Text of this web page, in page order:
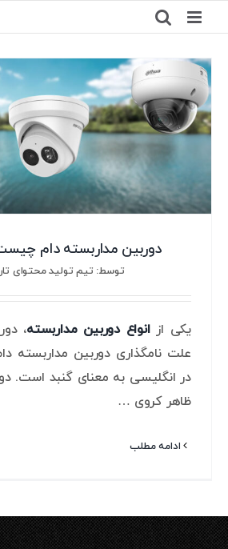
to
content
دوربین مداربسته دام
توسط: تیم تولید محتوای
یکی ازانواع دوربین مداربسته
در انگلیسی به معنای گنبد است.
ظاهر کروی …
ادامه مطلب